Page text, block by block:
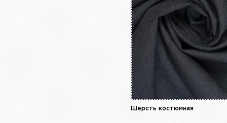
Шерсть костюмная